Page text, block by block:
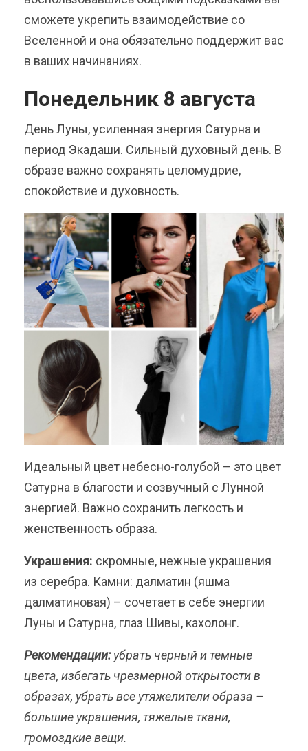
сможете укрепить взаимодействие со
Вселенной и она обязательно поддержит вас
в ваших начинаниях.
Понедельник 8 августа
День Луны, усиленная энергия Сатурна и
период Экадаши. Сильный духовный день. В
образе важно сохранять целомудрие,
спокойствие и духовность.
Идеальный цвет небесно-голубой – это цвет
Сатурна в благости и созвучный с Лунной
энергией. Важно сохранить легкость и
женственность образа.
Украшения: скромные, нежные украшения
из серебра. Камни: далматин (яшма
далматиновая) – сочетает в себе энергии
Луны и Сатурна, глаз Шивы, кахолонг.
Рекомендации:убрать черный и темные
цвета, избегать чрезмерной открытости в
образах, убрать все утяжелители образа –
большие украшения, тяжелые ткани,
громоздкие вещи.